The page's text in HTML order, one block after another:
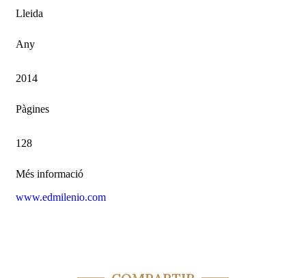
Lleida
Any
2014
Pàgines
128
Més informació
www.edmilenio.com